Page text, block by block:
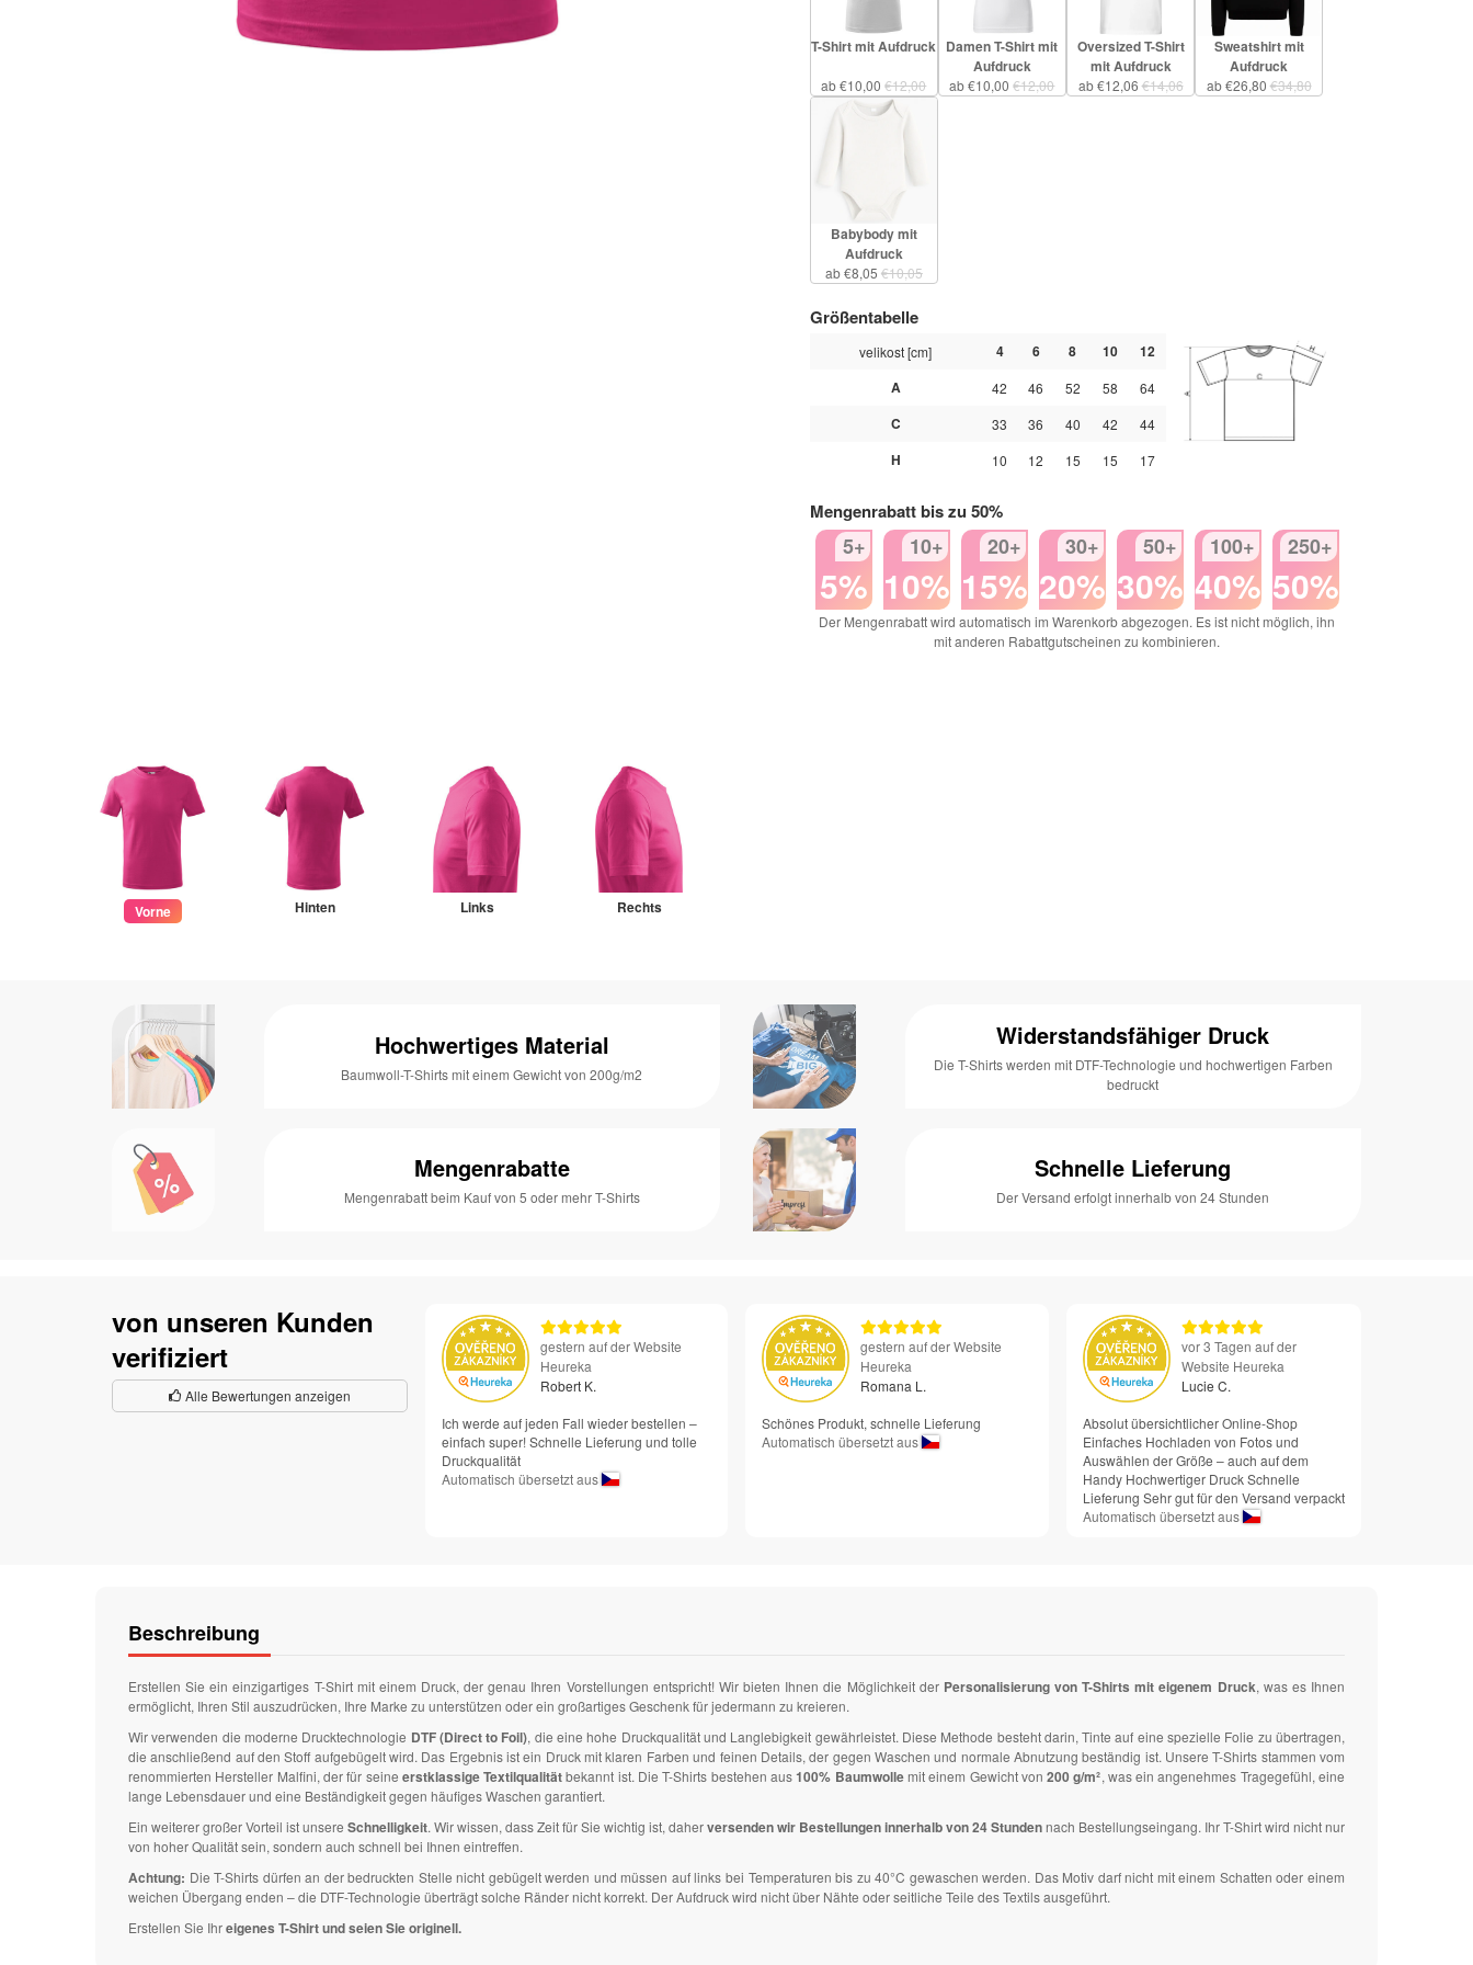
Vorne Hinten Links Rechts
T-Shirt mit Aufdruck
ab €10,00€12,00
Damen T-Shirt mit
Aufdruck
ab €10,00€12,00
Oversized T-Shirt
mit Aufdruck
ab €12,06€14,06
Sweatshirt mit
Aufdruck
ab €26,80 €34,80
Babybody mit
Aufdruck
ab €8,05 €10,05
Größentabelle
velikost [cm] 4 6 8 10
12
A
42 46 52 58 64
C 33 36 40 42 44
H 10 12 15 15 17
Mengenrabatt bis zu 50%
5+
5%
10+
10%
20+
15%
30+
20%
50+
30%
100+
40%
250+
50%
Der Mengenrabatt wird automatisch im Warenkorb abgezogen. Es ist nicht möglich, ihn
mit anderen Rabattgutscheinen zu kombinieren.
Hochwertiges Material
Baumwoll-T-Shirts mit einem Gewicht von 200g/m2
Widerstandsfähiger Druck
Die T-Shirts werden mit DTF-Technologie und hochwertigen Farben
bedruckt
Mengenrabatte
Mengenrabatt beim Kauf von 5 oder mehr T-Shirts
Schnelle Lieferung
Der Versand erfolgt innerhalb von 24 Stunden
von unseren Kunden
verifiziert
Alle Bewertungen anzeigen
gestern auf der Website
Heureka
Robert K.
Ich werde auf jeden Fall wieder bestellen –
einfach super! Schnelle Lieferung und tolle
Druckqualität
Automatisch übersetzt aus
gestern auf der Website
Heureka
Romana L.
Schönes Produkt, schnelle Lieferung
Automatisch übersetzt aus
vor 3 Tagen auf der
Website Heureka
Lucie C.
Absolut übersichtlicher Online-Shop
Einfaches Hochladen von Fotos und
Auswählen der Größe – auch auf dem
Handy Hochwertiger Druck Schnelle
Lieferung Sehr gut für den Versand verpackt
Automatisch übersetzt aus
Beschreibung
Erstellen Sie ein einzigartiges T-Shirt mit einem Druck, der genau Ihren Vorstellungen entspricht! Wir bieten Ihnen die Möglichkeit der Personalisierung von T-Shirts mit eigenem Druck, was es Ihnen
ermöglicht, Ihren Stil auszudrücken, Ihre Marke zu unterstützen oder ein großartiges Geschenk für jedermann zu kreieren.
Wir verwenden die moderne Drucktechnologie DTF (Direct to Foil), die eine hohe Druckqualität und Langlebigkeit gewährleistet. Diese Methode besteht darin, Tinte auf eine spezielle Folie zu übertragen,
die anschließend auf den Stoff aufgebügelt wird. Das Ergebnis ist ein Druck mit klaren Farben und feinen Details, der gegen Waschen und normale Abnutzung beständig ist. Unsere T-Shirts stammen vom
renommierten Hersteller Malfini, der für seine erstklassige Textilqualitätbekannt ist. Die T-Shirts bestehen aus100% Baumwollemit einem Gewicht von200 g/m², was ein angenehmes Tragegefühl, eine
lange Lebensdauer und eine Beständigkeit gegen häufiges Waschen garantiert.
Ein weiterer großer Vorteil ist unsere Schnelligkeit. Wir wissen, dass Zeit für Sie wichtig ist, daherversenden wir Bestellungen innerhalb von 24 Stundennach Bestellungseingang. Ihr T-Shirt wird nicht nur
von hoher Qualität sein, sondern auch schnell bei Ihnen eintreffen.
Achtung: Die T-Shirts dürfen an der bedruckten Stelle nicht gebügelt werden und müssen auf links bei Temperaturen bis zu 40°C gewaschen werden. Das Motiv darf nicht mit einem Schatten oder einem
weichen Übergang enden – die DTF-Technologie überträgt solche Ränder nicht korrekt. Der Aufdruck wird nicht über Nähte oder seitliche Teile des Textils ausgeführt.
Erstellen Sie Ihreigenes T-Shirt und seien Sie originell.